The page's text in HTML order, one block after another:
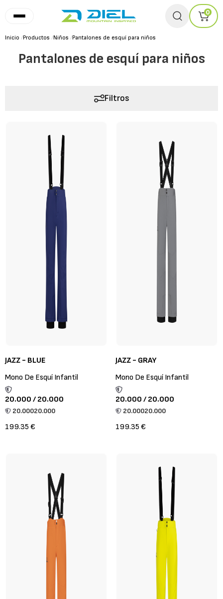
0
Inicio /Productos /Niños /Pantalones de esquí para niños
Pantalones de esquí para niños
Filtros
JAZZ - BLUE
Mono De Esquí Infantil
20.000 / 20.000
20.00020.000
199.35 €
JAZZ - GRAY
Mono De Esquí Infantil
20.000 / 20.000
20.00020.000
199.35 €